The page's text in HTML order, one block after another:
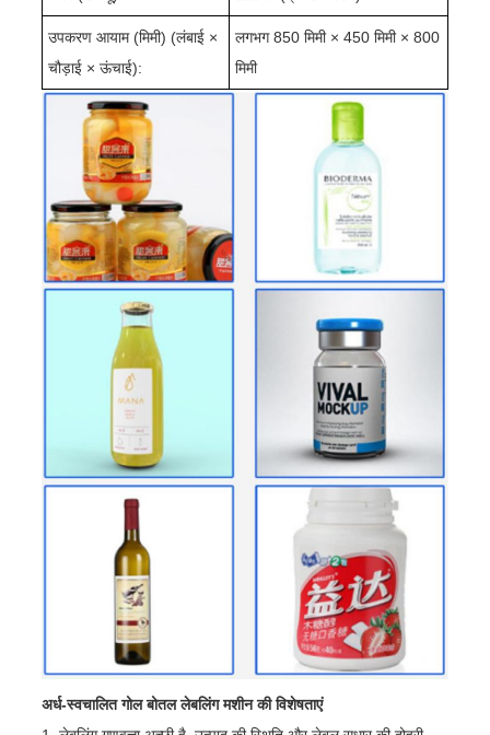
उपकरण आयाम (मिमी) (लंबाई ×
चौड़ाई × ऊंचाई):
लगभग 850 मिमी × 450 मिमी × 800
मिमी
अर्ध-स्वचालित गोल बोतल लेबलिंग मशीन की विशेषताएं